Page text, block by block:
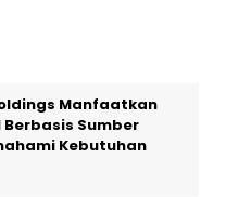
Manfaatkan
Berbasis Sumber
Kebutuhan